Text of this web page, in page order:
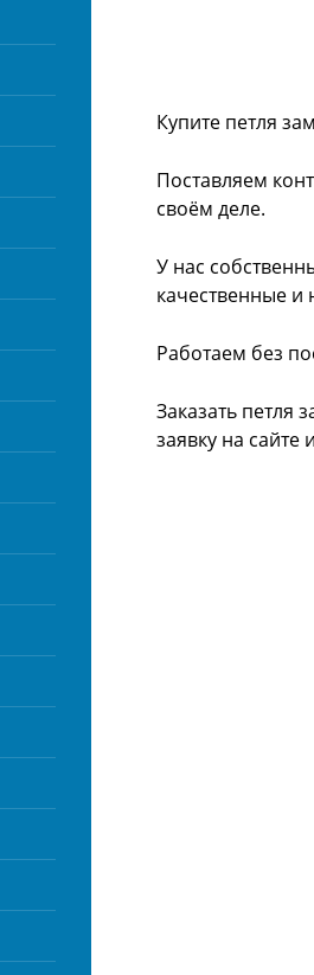
Купите петля
Поставляем
своём деле.
У нас
качественные и
Работаем без
Заказать петля
заявку на сайте